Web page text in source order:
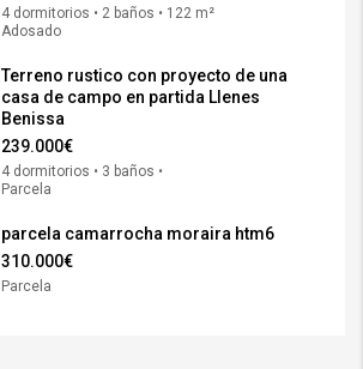
4 dormitorios • 2 baños • 122 m²
Adosado
Terreno rustico con proyecto de una
casa de campo en partida Llenes
Benissa
239.000€
4 dormitorios • 3 baños •
Parcela
parcela camarrocha moraira htm6
310.000€
Parcela